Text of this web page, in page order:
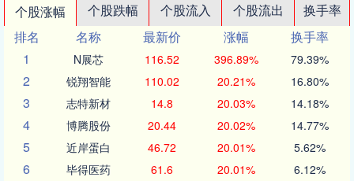
个股涨幅 个股跌幅 个股流入 个股流出
换手率
排名
名称 最新价 涨幅
换手率
1
N展芯 116.52 396.89% 79.39%
2 锐翔智能 110.02 20.21% 16.80%
3 志特新材 14.8 20.03% 14.18%
4 博腾股份 20.44 20.02% 14.77%
5 近岸蛋白 46.72 20.01% 5.62%
6 毕得医药 61.6 20.01% 6.12%